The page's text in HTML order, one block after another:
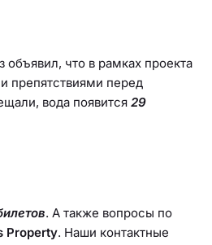
что в рамках проекта
препятствиями перед
вода появится 29
. А также вопросы по
Property. Наши контактные